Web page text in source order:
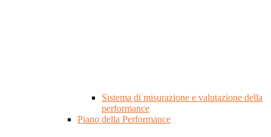
Sistema di misurazione e valutazione della
performance
Piano della Performance